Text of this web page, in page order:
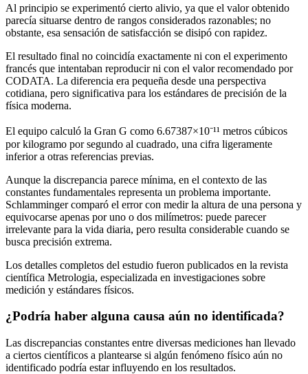
Al principio se experimentó cierto alivio, ya que el valor obtenido
parecía situarse dentro de rangos considerados razonables; no
obstante, esa sensación de satisfacción se disipó con rapidez.
El resultado final no coincidía exactamente ni con el experimento
francés que intentaban reproducir ni con el valor recomendado por
CODATA. La diferencia era pequeña desde una perspectiva
cotidiana, pero significativa para los estándares de precisión de la
física moderna.
El equipo calculó la Gran G como 6.67387×10⁻¹¹ metros cúbicos
por kilogramo por segundo al cuadrado, una cifra ligeramente
inferior a otras referencias previas.
Aunque la discrepancia parece mínima, en el contexto de las
constantes fundamentales representa un problema importante.
Schlamminger comparó el error con medir la altura de una persona y
equivocarse apenas por uno o dos milímetros: puede parecer
irrelevante para la vida diaria, pero resulta considerable cuando se
busca precisión extrema.
Los detalles completos del estudio fueron publicados en la revista
científica Metrologia, especializada en investigaciones sobre
medición y estándares físicos.
¿Podría haber alguna causa aún no identificada?
Las discrepancias constantes entre diversas mediciones han llevado
a ciertos científicos a plantearse si algún fenómeno físico aún no
identificado podría estar influyendo en los resultados.